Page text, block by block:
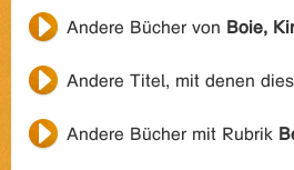
Andere Bücher von Boie,
Andere Titel, mit denen
Andere Bücher mit Rubrik